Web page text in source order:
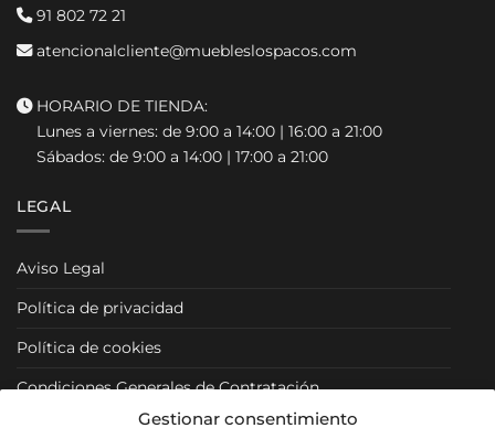
Gestionar consentimiento
91 802 72 21
atencionalcliente@muebleslospacos.com
HORARIO DE TIENDA:
Lunes a viernes: de 9:00 a 14:00 | 16:00 a 21:00
Sábados: de 9:00 a 14:00 | 17:00 a 21:00
LEGAL
Aviso Legal
Política de privacidad
Política de cookies
Condiciones Generales de Contratación